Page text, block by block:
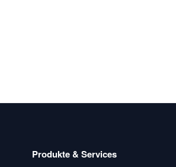
Produkte & Services